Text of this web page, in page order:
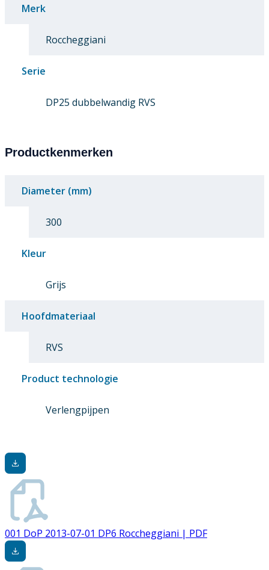
Merk
Roccheggiani
Serie
DP25 dubbelwandig RVS
Productkenmerken
Diameter (mm)
300
Kleur
Grijs
Hoofdmateriaal
RVS
Product technologie
Verlengpijpen
001 DoP 2013-07-01 DP6 Roccheggiani | PDF